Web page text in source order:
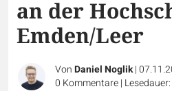
an der
Emden/Leer
VonDaniel Noglik|
0 Kommentare|